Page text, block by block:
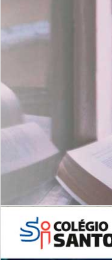
Leituras Literárias
Com
6º AO 9º
Inglês: